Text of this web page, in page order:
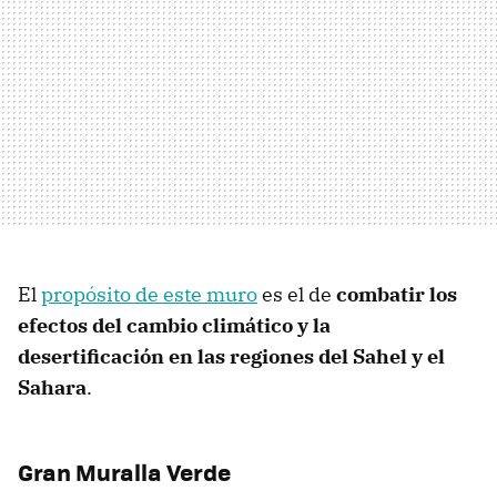
Elpropósito de este muroes el de combatir los
efectos del cambio climático y la
desertificación en las regiones del Sahel y el
Sahara.
Gran Muralla Verde